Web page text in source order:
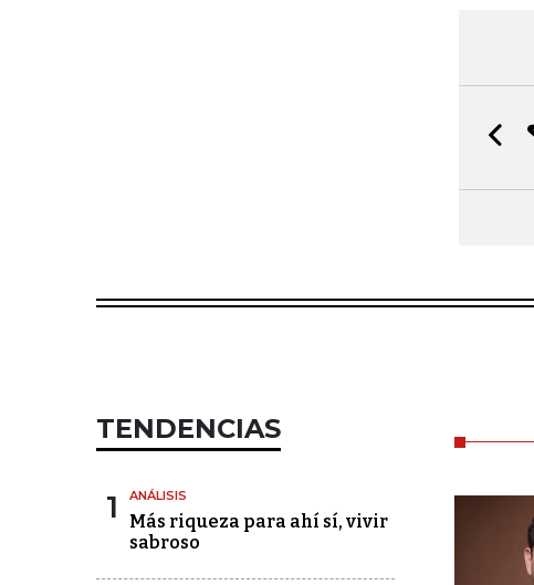
TENDENCIAS
1 ANÁLISIS
Más riqueza para ahí sí, vivir
sabroso